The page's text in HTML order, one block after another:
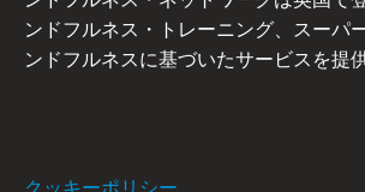
ンドフルネス・トレーニング、スーパ
ンドフルネスに基づいたサービスを提
クッキーポリシー